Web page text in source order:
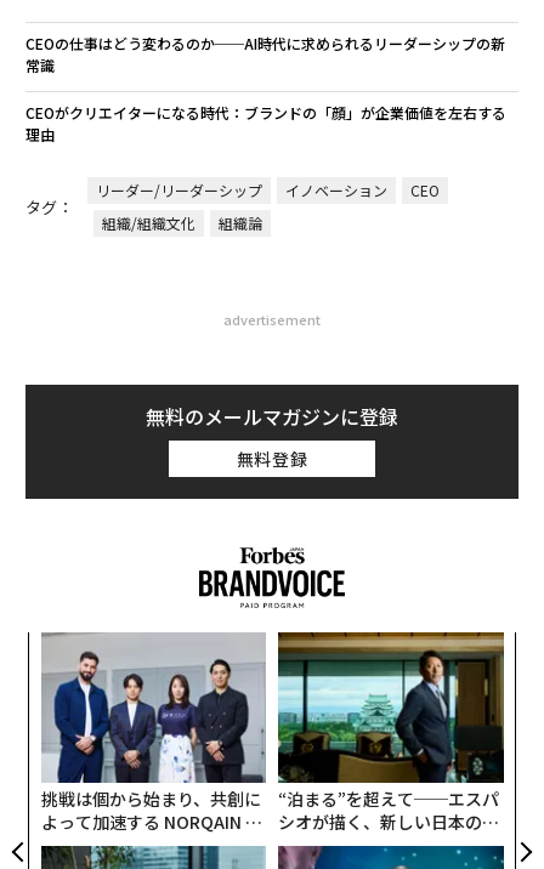
CEOの仕事はどう変わるのか──AI時代に求められるリーダーシップの新
常識
CEOがクリエイターになる時代：ブランドの「顔」が企業価値を左右する
理由
タグ：
リーダー/リーダーシップ イノベーション
CEO
組織/組織文化
組織論
advertisement
無料のメールマガジンに登録
無料登録
挑戦は個から始まり、共創に
よって加速する NORQAIN JA
PAN 特別座談会
“泊まる”を超えて──エスパ
シオが描く、新しい日本のラ
グジュアリー（前編）